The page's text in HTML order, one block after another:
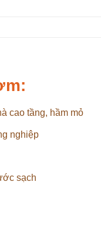
cao tầng, hầm mỏ
nghiệp
sạch